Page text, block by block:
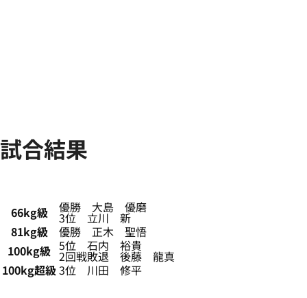
試合結果
66kg級 優勝 大島 優磨
3位 立川 新
81kg級
優勝 正木 聖悟
100kg級 5位 石内 裕貴
2回戦敗退 後藤 龍真
100kg超級3位 川田 修平